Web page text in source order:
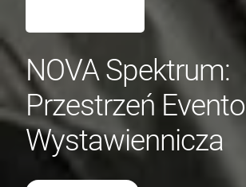
NOVA Spektrum:
Przestrzeń
Wystawiennicza